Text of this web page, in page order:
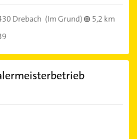
Drebach (Im Grund)
5,2 km